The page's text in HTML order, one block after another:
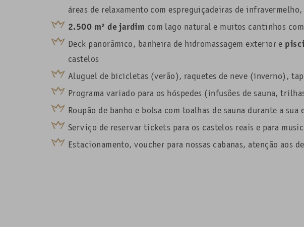
áreas de relaxamento com espreguiçadeiras de
2.500 m² dejardim com lago natural e muitos cantinhos
Deck panorâmico, banheira de hidromassagem exteriore
castelos
Aluguel de bicicletas (verão), raquetes de neve (inverno),
Programa variado para os hóspedes (infusões de sauna,
Roupão de banho e bolsa com toalhas de sauna durante a sua
Serviço de reservar tickets para os castelos reais e para
Estacionamento, voucher para nossas cabanas, atenção aos